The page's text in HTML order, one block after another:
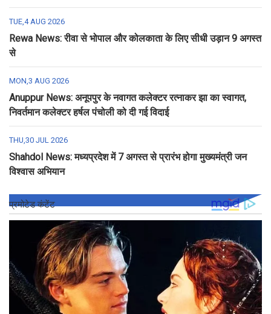
TUE,4 AUG 2026
Rewa News: रीवा से भोपाल और कोलकाता के लिए सीधी उड़ान 9 अगस्त
से
MON,3 AUG 2026
Anuppur News: अनूपपुर के नवागत कलेक्टर रत्नाकर झा का स्वागत,
निवर्तमान कलेक्टर हर्षल पंचोली को दी गई विदाई
THU,30 JUL 2026
Shahdol News: मध्यप्रदेश में 7 अगस्त से प्रारंभ होगा मुख्यमंत्री जन
विश्वास अभियान